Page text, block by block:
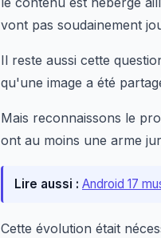
vont pas soudainement
Il reste aussi cette
qu'une image a été
Mais reconnaissons le
ont au moins une arme
Lire aussi : Android 17
Cette évolution était